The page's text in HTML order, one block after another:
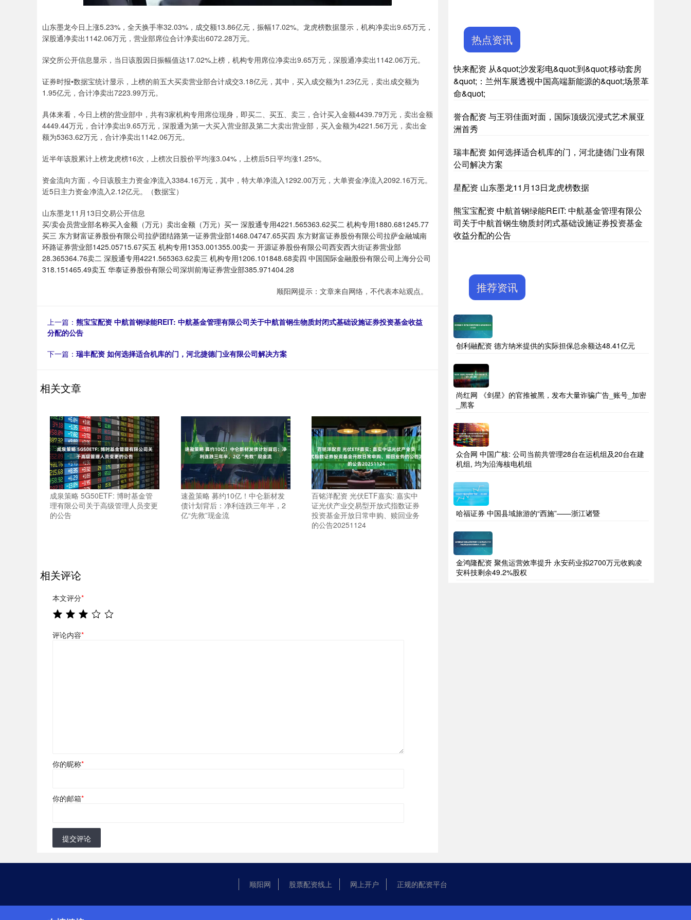
山东墨龙今日上涨5.23%，全天换手率32.03%，成交额13.86亿元，振幅17.02%。龙虎榜数据显示，机构净卖出9.65万元，
深股通净卖出1142.06万元，营业部席位合计净卖出6072.28万元。
深交所公开信息显示，当日该股因日振幅值达17.02%上榜，机构专用席位净卖出9.65万元，深股通净卖出1142.06万元。
证券时报•数据宝统计显示，上榜的前五大买卖营业部合计成交3.18亿元，其中，买入成交额为1.23亿元，卖出成交额为
1.95亿元，合计净卖出7223.99万元。
具体来看，今日上榜的营业部中，共有3家机构专用席位现身，即买二、买五、卖三，合计买入金额4439.79万元，卖出金额
4449.44万元，合计净卖出9.65万元，深股通为第一大买入营业部及第二大卖出营业部，买入金额为4221.56万元，卖出金
额为5363.62万元，合计净卖出1142.06万元。
近半年该股累计上榜龙虎榜16次，上榜次日股价平均涨3.04%，上榜后5日平均涨1.25%。
资金流向方面，今日该股主力资金净流入3384.16万元，其中，特大单净流入1292.00万元，大单资金净流入2092.16万元。
近5日主力资金净流入2.12亿元。（数据宝）
山东墨龙11月13日交易公开信息
买/卖会员营业部名称买入金额（万元）卖出金额（万元）买一 深股通专用4221.565363.62买二 机构专用1880.681245.77
买三 东方财富证券股份有限公司拉萨团结路第一证券营业部1468.04747.65买四 东方财富证券股份有限公司拉萨金融城南
环路证券营业部1425.05715.67买五 机构专用1353.001355.00卖一 开源证券股份有限公司西安西大街证券营业部
28.365364.76卖二 深股通专用4221.565363.62卖三 机构专用1206.101848.68卖四 中国国际金融股份有限公司上海分公司
318.151465.49卖五 华泰证券股份有限公司深圳前海证券营业部385.971404.28
顺阳网提示：文章来自网络，不代表本站观点。
上一篇： 熊宝宝配资 中航首钢绿能REIT: 中航基金管理有限公司关于中航首钢生物质封闭式基础设施证券投资基金收益
分配的公告
下一篇： 瑞丰配资 如何选择适合机库的门，河北捷德门业有限公司解决方案
相关文章
成泉策略 5G50ETF: 博时基金管
理有限公司关于高级管理人员变更
的公告
速盈策略 募约10亿！中仑新材发
债计划背后：净利连跌三年半，2
亿“先救”现金流
百铭洋配资 光伏ETF嘉实: 嘉实中
证光伏产业交易型开放式指数证券
投资基金开放日常申购、赎回业务
的公告20251124
相关评论
本文评分*
评论内容*
你的昵称*
你的邮箱*
提交评论
热点资讯
快来配资 从&quot;沙发彩电&quot;到&quot;移动套房
&quot;：兰州车展透视中国高端新能源的&quot;场景革
命&quot;
誉合配资 与王羽佳面对面，国际顶级沉浸式艺术展亚
洲首秀
瑞丰配资 如何选择适合机库的门，河北捷德门业有限
公司解决方案
星配资 山东墨龙11月13日龙虎榜数据
熊宝宝配资 中航首钢绿能REIT: 中航基金管理有限公
司关于中航首钢生物质封闭式基础设施证券投资基金
收益分配的公告
推荐资讯
创利融配资 德方纳米提供的实际担保总余额达48.41亿元
尚红网 《剑星》的官推被黑，发布大量诈骗广告_账号_加密
_黑客
众合网 中国广核: 公司当前共管理28台在运机组及20台在建
机组, 均为沿海核电机组
哈福证券 中国县域旅游的“西施”——浙江诸暨
金鸿隆配资 聚焦运营效率提升 永安药业拟2700万元收购凌
安科技剩余49.2%股权
顺阳网 股票配资线上 网上开户 正规的配资平台